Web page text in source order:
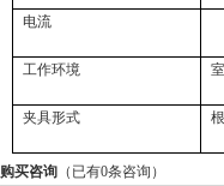
电流
工作环境
夹具形式
购买咨询 （已有0条咨询）